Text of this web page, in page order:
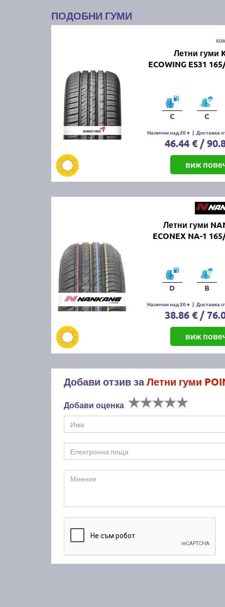
ПОДОБНИ ГУМИ
Летни гуми
ECOWING ES31
C C
Налични над 20 + | Доставка
46.44 € /
виж
Летни гуми
ECONEX NA-1
D B
Налични над 20 + | Доставка
38.86 € /
виж
Добави отзив заЛетни гуми
Добави оценка